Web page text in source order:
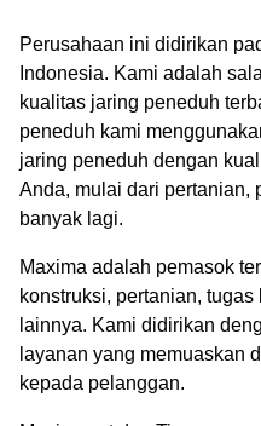
Perusahaan ini didirikan
Indonesia. Kami adalah
kualitas jaring peneduh
peneduh kami
jaring peneduh dengan
Anda, mulai dari pertanian,
banyak lagi.
Maxima adalah pemasok
konstruksi, pertanian,
lainnya. Kami didirikan
layanan yang memuaskan
kepada pelanggan.